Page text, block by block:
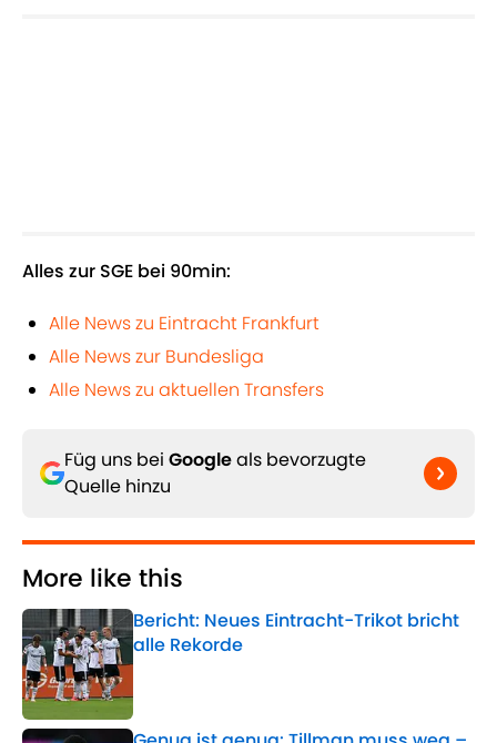
Alles zur SGE bei 90min:
Alle News zu Eintracht Frankfurt
Alle News zur Bundesliga
Alle News zu aktuellen Transfers
Füg uns bei Googleals bevorzugte
Quelle hinzu
More like this
Bericht: Neues Eintracht-Trikot bricht
alle Rekorde
Published by on Invalid Date